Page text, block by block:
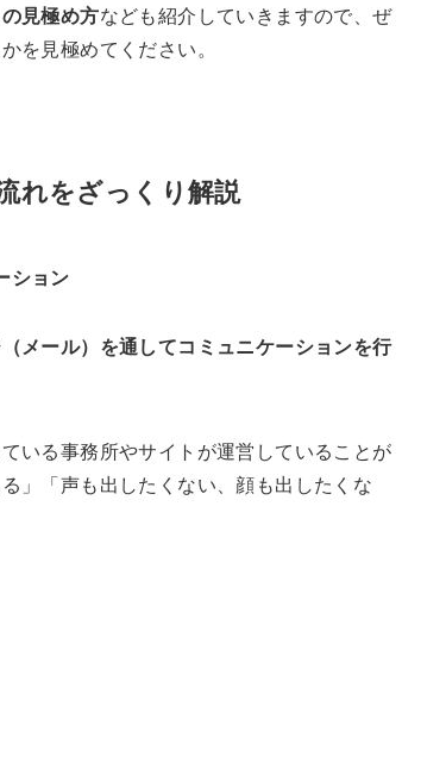
見極め方なども紹介していきますので、ぜ
を見極めてください。
れをざっくり解説
ション
メール）を通してコミュニケーションを行
いる事務所やサイトが運営していることが
」「声も出したくない、顔も出したくな